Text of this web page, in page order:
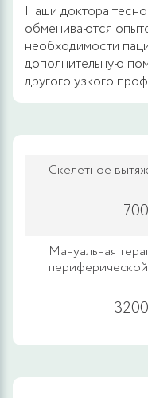
Наши доктора
обмениваются
необходимости
дополнительную
другого узкого
Скелетное
Мануальная